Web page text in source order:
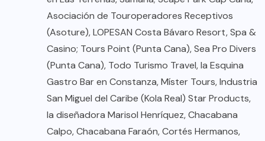
Asociación de Touroperadores Receptivos
(Asoture), LOPESAN Costa Bávaro Resort, Spa &
Casino; Tours Point (Punta Cana), Sea Pro Divers
(Punta Cana), Todo Turismo Travel, la Esquina
Gastro Bar en Constanza, Míster Tours, Industria
San Miguel del Caribe (Kola Real) Star Products,
la diseñadora Marisol Henríquez, Chacabana
Calpo, Chacabana Faraón, Cortés Hermanos,